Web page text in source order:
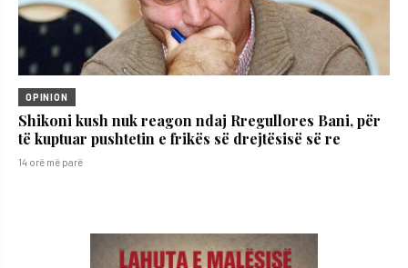
OPINION
Shikoni kush nuk reagon ndaj Rregullores Bani, për
të kuptuar pushtetin e frikës së drejtësisë së re
14 orë më parë